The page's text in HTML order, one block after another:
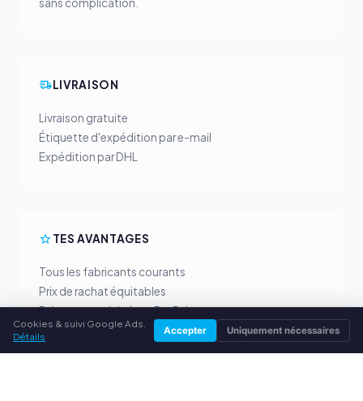
LIVRAISON
Livraison gratuite
Étiquette d'expédition par e-mail
Expédition par DHL
TES AVANTAGES
Tous les fabricants courants
Prix de rachat équitables
Paiement anticipé par PayPal
Conseil personnalisé
Cookies & suivi Google Ads.
Détails
Accepter Uniquement nécessaires